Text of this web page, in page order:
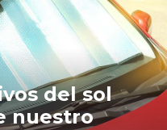
del sol
nuestro